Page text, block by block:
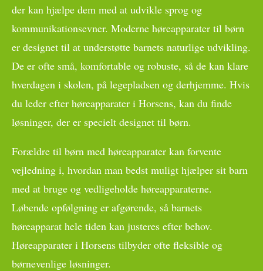
der kan hjælpe dem med at udvikle sprog og
kommunikationsevner. Moderne høreapparater til børn
er designet til at understøtte barnets naturlige udvikling.
De er ofte små, komfortable og robuste, så de kan klare
hverdagen i skolen, på legepladsen og derhjemme. Hvis
du leder efter høreapparater i Horsens, kan du finde
løsninger, der er specielt designet til børn.
Forældre til børn med høreapparater kan forvente
vejledning i, hvordan man bedst muligt hjælper sit barn
med at bruge og vedligeholde høreapparaterne.
Løbende opfølgning er afgørende, så barnets
høreapparat hele tiden kan justeres efter behov.
Høreapparater i Horsens tilbyder ofte fleksible og
børnevenlige løsninger.